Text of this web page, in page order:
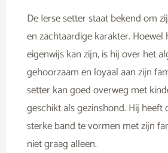
De Ierse setter staat bekend om
en zachtaardige karakter.
eigenwijs kan zijn, is hij over het
gehoorzaam en loyaal aan zijn
setter kan goed overweg met
geschikt als gezinshond. Hij heeft
sterke band te vormen met zijn
niet graag alleen.